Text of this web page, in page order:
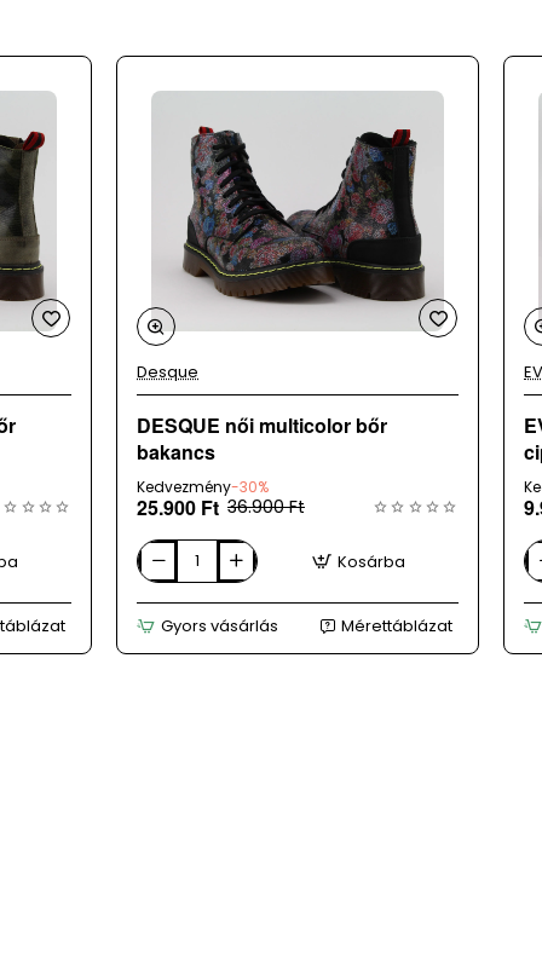
Desque
DESQUE női multicolor bőr
bakancs
Kedvezmény-30%
25.900 Ft 36.900 Ft
DESQUE
női
multicolor
bőr
Kosárba
Gyors vásárlás Mérettáblázat